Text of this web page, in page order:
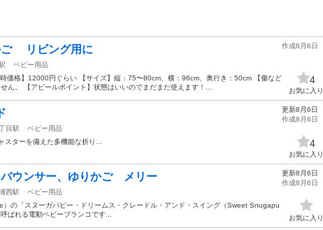
リビング用に
ベビー用品
価格】12000円ぐらい 【サイズ】縦：75〜80cm、横：96cm、奥行き：50cm 【傷など
ん。 【アピールポイント】状態はいいのでまだまだ使えます！...
作成8月6日
4
お気に入り
目駅
ベビー用品
スターを備えた多機能な折り…
更新8月6日
作成8月6日
4
お気に入り
バウンサー、ゆりかご メリー
西駅
ベビー用品
）の「スヌーガパピー・ドリームス・クレードル・アンド・スイング（Sweet Snugapu
ばれる電動ベビーブランコです...
更新8月6日
作成8月6日
お気に入り